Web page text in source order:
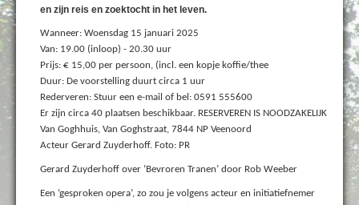
en zijn reis en zoektocht in het leven.
Wanneer: Woensdag 15 januari 2025
Van: 19.00 (inloop) - 20.30 uur
Prijs: € 15,00 per persoon, (incl. een kopje koffie/thee
Duur: De voorstelling duurt circa 1 uur
Rederveren: Stuur een e-mail of bel: 0591 555600
Er zijn circa 40 plaatsen beschikbaar. RESERVEREN IS NOODZAKELIJK
Van Goghhuis, Van Goghstraat, 7844 NP Veenoord
Acteur Gerard Zuyderhoff. Foto: PR
Gerard Zuyderhoff over ‘Bevroren Tranen’ door Rob Weeber
Een ‘gesproken opera’, zo zou je volgens acteur en initiatiefnemer